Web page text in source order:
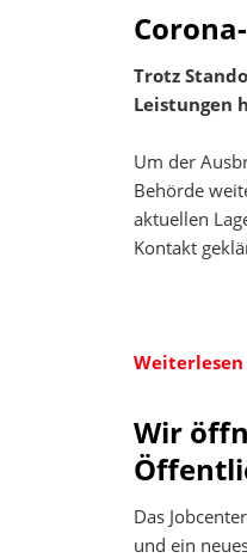
Trotz
Leistungen
Um der
Behörde
aktuellen
Kontakt
Wir
Das
und ein